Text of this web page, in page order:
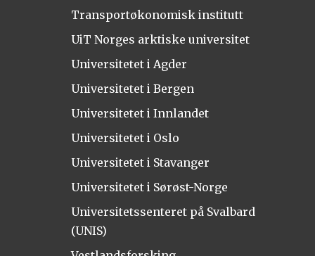
Transportøkonomisk institutt
UiT Norges arktiske universitet
Universitetet i Agder
Universitetet i Bergen
Universitetet i Innlandet
Universitetet i Oslo
Universitetet i Stavanger
Universitetet i Sørøst-Norge
Universitetssenteret på Svalbard
(UNIS)